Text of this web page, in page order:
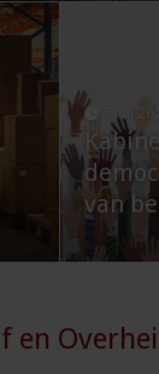
7 juli
van
en